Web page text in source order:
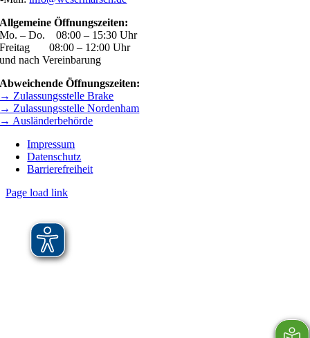
Allgemeine Öffnungszeiten:
Mo. – Do. 08:00 – 15:30 Uhr
Freitag 08:00 – 12:00 Uhr
und nach Vereinbarung
Abweichende Öffnungszeiten:
→ Zulassungsstelle Brake
→ Zulassungsstelle Nordenham
→ Ausländerbehörde
Impressum
Datenschutz
Barrierefreiheit
Page load link